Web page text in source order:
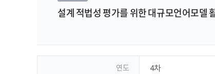
설계 적법성 평가를 위한 대규모언어모델
연도 4차